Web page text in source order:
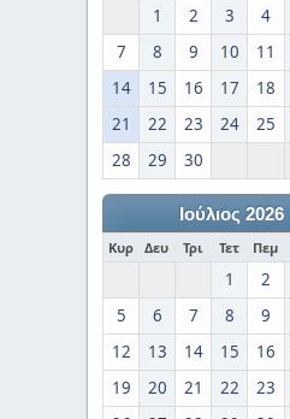
1 2 3 4
7
8 9 10 11
14
15 16 17 18
21
22 23 24 25
28
29 30
Ιούλιος 2026
Κυρ Δευ Τρι Τετ Πεμ
1 2
5
6 7 8 9
12
13 14 15 16
19
20 21 22 23